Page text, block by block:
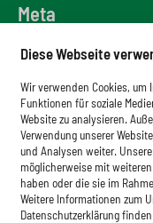
Meta
Downloadbereich
Glossar
Impressum
Datenschutz
Cookies
Diese Webseite
Wir verwenden Cookies, um
Funktionen für soziale
Website zu analysieren.
Verwendung unserer
und Analysen weiter.
möglicherweise mit
haben oder die sie im
Weitere Informationen zum
Datenschutzerklärung